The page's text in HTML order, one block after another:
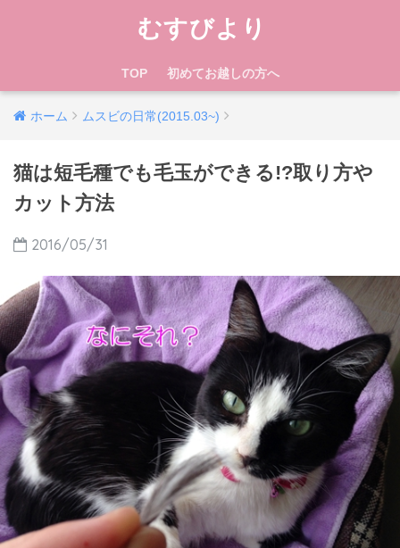
むすびより
TOP 初めてお越しの方へ
ホーム ムスビの日常(2015.03~)
猫は短毛種でも毛玉ができる!?取り方や
カット方法
2016/05/31